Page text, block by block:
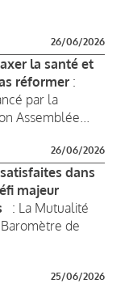
26/06/2026
la santé et
réformer :
par la
Assemblée...
26/06/2026
dans
majeur
: La Mutualité
de
25/06/2026